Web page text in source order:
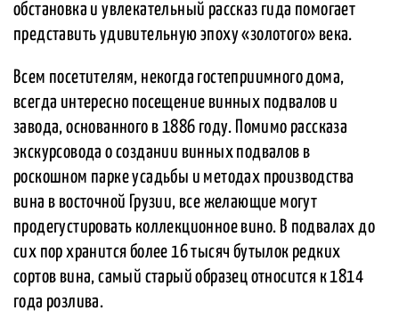
обстановка и увлекательный рассказ гида помогает
представить удивительную эпоху «золотого» века.
Всем посетителям, некогда гостеприимного дома,
всегда интересно посещение винных подвалов и
завода, основанного в 1886 году. Помимо рассказа
экскурсовода о создании винных подвалов в
роскошном парке усадьбы и методах производства
вина в восточной Грузии, все желающие могут
продегустировать коллекционное вино. В подвалах до
сих пор хранится более 16 тысяч бутылок редких
сортов вина, самый старый образец относится к 1814
года розлива.